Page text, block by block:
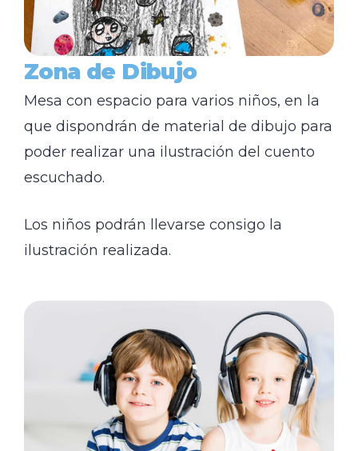
Zona de Dibujo
Mesa con espacio para varios niños, en la
que dispondrán de material de dibujo para
poder realizar una ilustración del cuento
escuchado.
Los niños podrán llevarse consigo la
ilustración realizada.